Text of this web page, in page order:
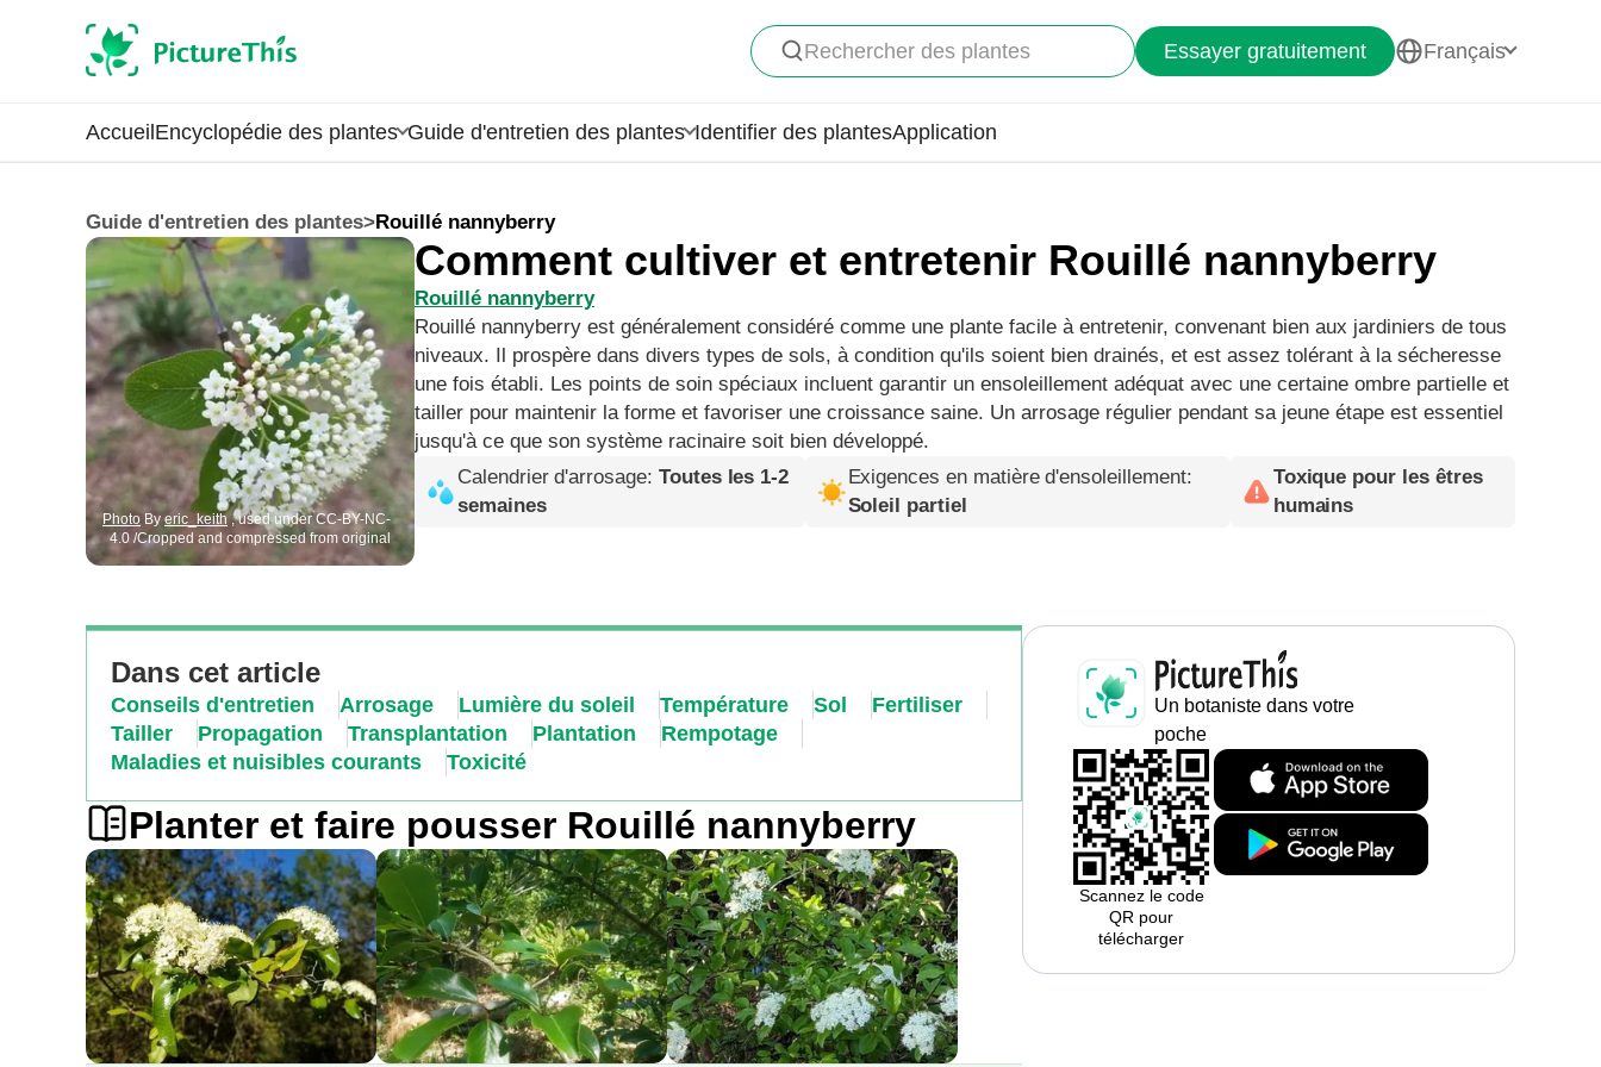
Rechercher des plantes Essayer gratuitement Français
Accueil Encyclopédie des plantes Guide d'entretien des plantes Identifier des plantesApplication
Guide d'entretien des plantes>Rouillé nannyberry
Photo Byeric_keith, used under CC-BY-NC-
4.0 /Cropped and compressed from original
Comment cultiver et entretenir Rouillé nannyberry
Rouillé nannyberry
Rouillé nannyberry est généralement considéré comme une plante facile à entretenir, convenant bien aux jardiniers de tous
niveaux. Il prospère dans divers types de sols, à condition qu'ils soient bien drainés, et est assez tolérant à la sécheresse
une fois établi. Les points de soin spéciaux incluent garantir un ensoleillement adéquat avec une certaine ombre partielle et
tailler pour maintenir la forme et favoriser une croissance saine. Un arrosage régulier pendant sa jeune étape est essentiel
jusqu'à ce que son système racinaire soit bien développé.
Calendrier d'arrosage: Toutes les 1-2
semaines
Exigences en matière d'ensoleillement:
Soleil partiel
Toxique pour les êtres
humains
Dans cet article
Conseils d'entretien Arrosage Lumière du soleil Température Sol
Fertiliser
Tailler
Propagation Transplantation Plantation
Rempotage
Maladies et nuisibles courants
Toxicité
Planter et faire pousser Rouillé nannyberry
Un botaniste dans votre
poche
Scannez le code
QR pour
télécharger